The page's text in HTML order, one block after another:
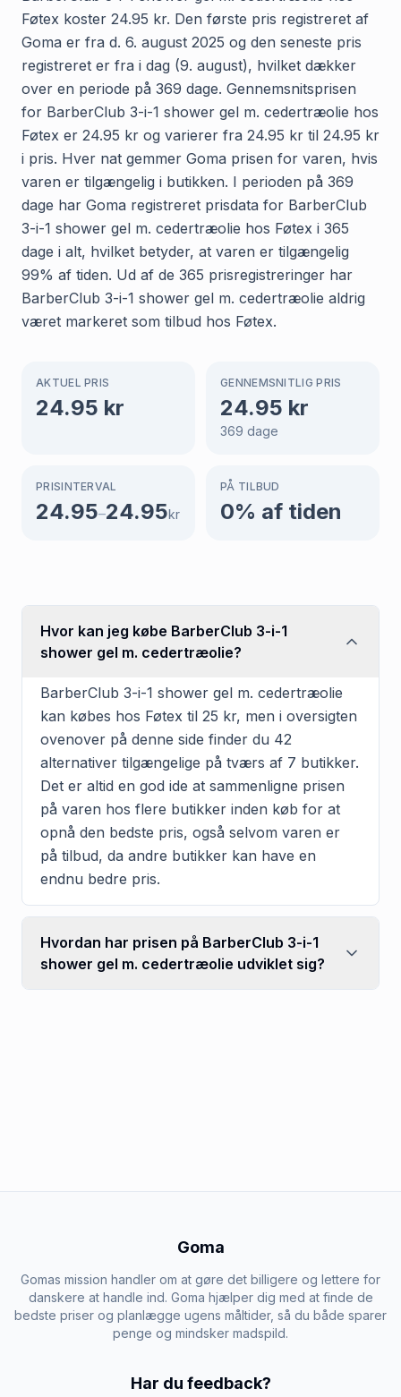
Føtex koster 24.95 kr. Den første pris registreret af
Goma er fra d. 6. august 2025 og den seneste pris
registreret er fra i dag (9. august), hvilket dækker
over en periode på 369 dage. Gennemsnitsprisen
for BarberClub 3-i-1 shower gel m. cedertræolie hos
Føtex er 24.95 kr og varierer fra 24.95 kr til 24.95 kr
i pris. Hver nat gemmer Goma prisen for varen, hvis
varen er tilgængelig i butikken. I perioden på 369
dage har Goma registreret prisdata for BarberClub
3-i-1 shower gel m. cedertræolie hos Føtex i 365
dage i alt, hvilket betyder, at varen er tilgængelig
99% af tiden. Ud af de 365 prisregistreringer har
BarberClub 3-i-1 shower gel m. cedertræolie aldrig
været markeret som tilbud hos Føtex.
AKTUEL PRIS
24.95 kr
GENNEMSNITLIG PRIS
24.95 kr
369 dage
PRISINTERVAL
24.95–24.95kr
PÅ TILBUD
0% af tiden
Hvor kan jeg købe BarberClub 3-i-1
shower gel m. cedertræolie?
BarberClub 3-i-1 shower gel m. cedertræolie
kan købes hos Føtex til 25 kr, men i oversigten
ovenover på denne side finder du 42
alternativer tilgængelige på tværs af 7 butikker.
Det er altid en god ide at sammenligne prisen
på varen hos flere butikker inden køb for at
opnå den bedste pris, også selvom varen er
på tilbud, da andre butikker kan have en
endnu bedre pris.
Hvordan har prisen på BarberClub 3-i-1
shower gel m. cedertræolie udviklet sig?
Goma
Gomas mission handler om at gøre det billigere og lettere for
danskere at handle ind. Goma hjælper dig med at finde de
bedste priser og planlægge ugens måltider, så du både sparer
penge og mindsker madspild.
Har du feedback?